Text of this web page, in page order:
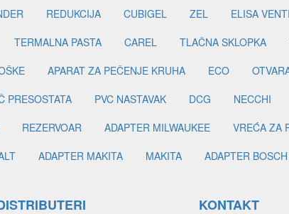
REDUKCIJA CUBIGEL ZEL ELISA
TERMALNA PASTA CAREL TLAČNA SKLOPKA
APARAT ZA PEČENJE KRUHA ECO
PRESOSTATA PVC NASTAVAK DCG NECCHI
REZERVOAR ADAPTER MILWAUKEE VREĆA ZA
ADAPTER MAKITA MAKITA ADAPTER BOSCH
KONTAKT